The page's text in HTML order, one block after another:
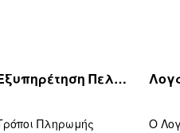
Εξυπηρέτηση Πελατών
Πληρωμής
Ο